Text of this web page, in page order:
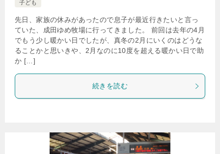
子ども
先日、家族の休みがあったので息子が最近行きたいと言っ
ていた、成田ゆめ牧場に行ってきました。 前回は去年の4月
でもう少し暖かい日でしたが、真冬の2月にいくのはどうな
ることかと思いきや、2月なのに10度を超える暖かい日で助
か […]
続きを読む